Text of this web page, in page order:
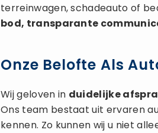
terreinwagen, schadeauto of
bod, transparante
Onze Belofte Als
Wij geloven in duidelijke
Ons team bestaat uit ervaren
kennen. Zo kunnen wij u niet